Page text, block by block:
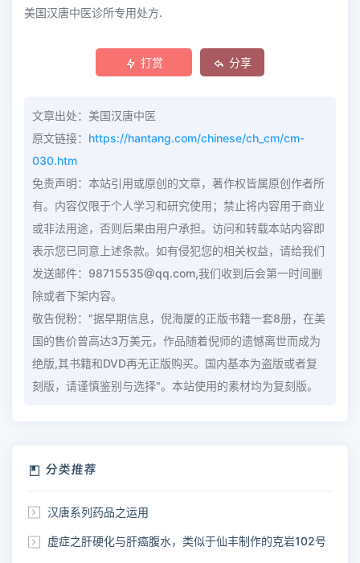
美国汉唐中医诊所专用处方.
打赏 分享
文章出处：美国汉唐中医
原文链接： https://hantang.com/chinese/ch_cm/cm-
030.htm
免责声明：本站引用或原创的文章，著作权皆属原创作者所
有。内容仅限于个人学习和研究使用；禁止将内容用于商业
或非法用途，否则后果由用户承担。访问和转载本站内容即
表示您已同意上述条款。如有侵犯您的相关权益，请给我们
发送邮件：98715535@qq.com,我们收到后会第一时间删
除或者下架内容。
敬告倪粉："据早期信息，倪海厦的正版书籍一套8册，在美
国的售价曾高达3万美元，作品随着倪师的遗憾离世而成为
绝版,其书籍和DVD再无正版购买。国内基本为盗版或者复
刻版，请谨慎鉴别与选择"。本站使用的素材均为复刻版。
分类推荐
汉唐系列药品之运用
虚症之肝硬化与肝癌腹水，类似于仙丰制作的克岩102号